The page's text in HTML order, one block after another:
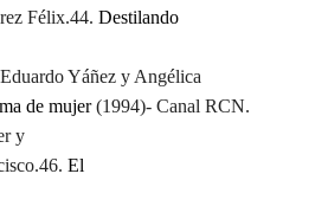
Félix.44. Destilando
Yáñez y Angélica
de mujer(1994)- Canal RCN.
y
46. El